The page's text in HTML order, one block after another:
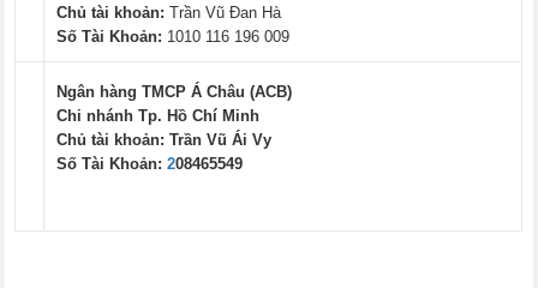
Chủ tài khoản: Trần Vũ Đan Hà
Số Tài Khoản: 1010 116 196 009
Ngân hàng TMCP Á Châu (ACB)
Chi nhánh Tp. Hồ Chí Minh
Chủ tài khoản: Trần Vũ Ái Vy
Số Tài Khoản: 208465549